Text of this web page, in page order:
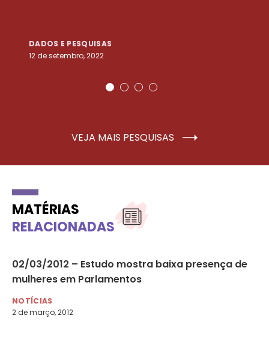
DADOS E PESQUISAS
12 de setembro, 2022
VEJA MAIS PESQUISAS
MATÉRIAS
RELACIONADAS
02/03/2012 – Estudo mostra baixa presença de
mulheres em Parlamentos
NOTÍCIAS
2 de março, 2012